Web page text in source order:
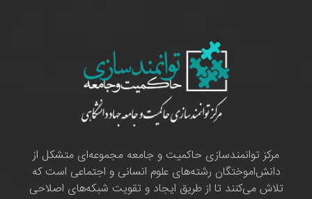
مرکز توانمندسازی حاکمیت و جامعه مجموعه‌ای متشکل از
دانش‌اموختگان رشته‌های علوم انسانی و اجتماعی است که
تلاش می‌کنند تا از طریق ایجاد و تقویت شبکه‌های اصلاحی